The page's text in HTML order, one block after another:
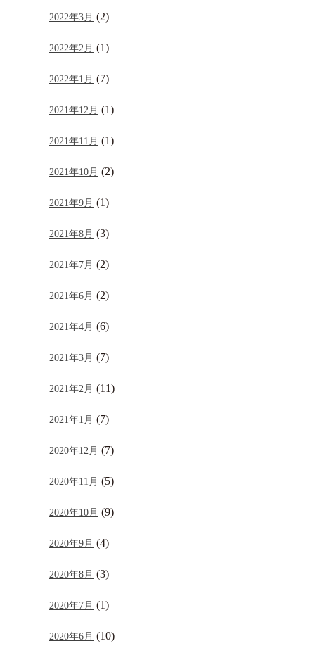
2022年3月 (2)
2022年2月 (1)
2022年1月 (7)
2021年12月 (1)
2021年11月 (1)
2021年10月 (2)
2021年9月 (1)
2021年8月 (3)
2021年7月 (2)
2021年6月 (2)
2021年4月 (6)
2021年3月 (7)
2021年2月 (11)
2021年1月 (7)
2020年12月 (7)
2020年11月 (5)
2020年10月 (9)
2020年9月 (4)
2020年8月 (3)
2020年7月 (1)
2020年6月 (10)